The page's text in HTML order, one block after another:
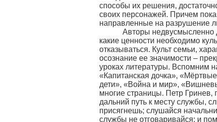
способы их решения,
своих персонажей. Причем
направленные на разрушение
Авторы недвусмысленно
какие ценности необходимо
отказываться. Культ семьи,
осознание ее значимости –
уроках литературы. Вспомним
«Капитанская дочка»,
дети», «Война и мир»,
многие страницы. Петр Гринев,
дальний путь к месту службы,
присягнешь; слушайся
службы не отговаривайся; и